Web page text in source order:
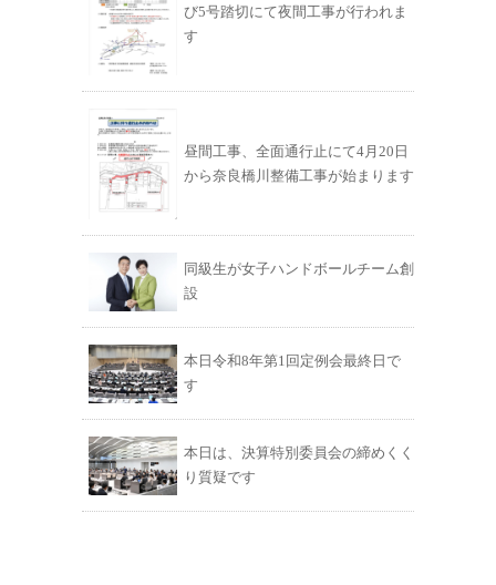
び5号踏切にて夜間工事が行われま
す
昼間工事、全面通行止にて4月20日
から奈良橋川整備工事が始まります
同級生が女子ハンドボールチーム創
設
本日令和8年第1回定例会最終日で
す
本日は、決算特別委員会の締めくく
り質疑です